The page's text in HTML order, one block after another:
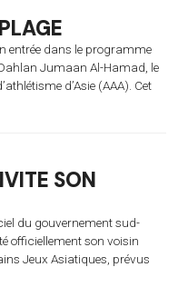
entrée dans le programme
Jumaan Al-Hamad, le
d’Asie (AAA). Cet
SON
du gouvernement sud-
officiellement son voisin
Jeux Asiatiques, prévus